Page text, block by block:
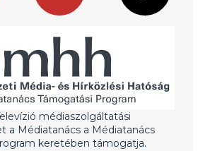
médiaszolgáltatási
a Médiatanács a Médiatanács
keretében támogatja.